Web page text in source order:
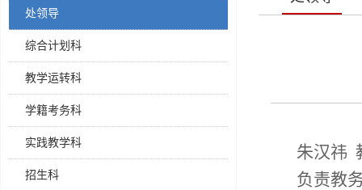
处领导
综合计划科
教学运转科
学籍考务科
实践教学科
招生科
朱汉祎
负责教